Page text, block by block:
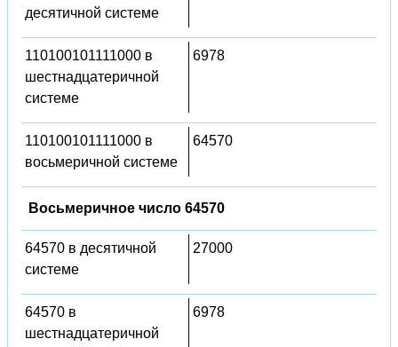
десятичной системе
110100101111000 в
шестнадцатеричной
системе
6978
110100101111000 в
восьмеричной системе
64570
Восьмеричное число 64570
64570 в десятичной
системе
27000
64570 в
шестнадцатеричной
6978